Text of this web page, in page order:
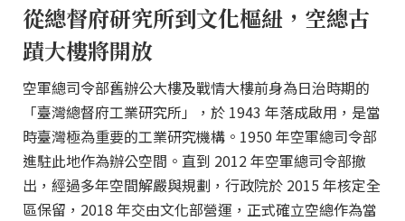
從總督府研究所到文化樞紐，空總古
蹟大樓將開放
空軍總司令部舊辦公大樓及戰情大樓前身為日治時期的
「臺灣總督府工業研究所」，於 1943 年落成啟用，是當
時臺灣極為重要的工業研究機構。1950 年空軍總司令部
進駐此地作為辦公空間。直到 2012 年空軍總司令部撤
出，經過多年空間解嚴與規劃，行政院於 2015 年核定全
區保留，2018 年交由文化部營運，正式確立空總作為當